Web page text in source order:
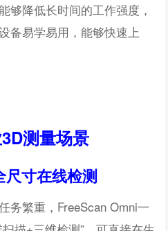
够降低长时间的工作强度，
备易学易用，能够快速上
测量场景
尺寸在线检测
务繁重，FreeScan Omni一